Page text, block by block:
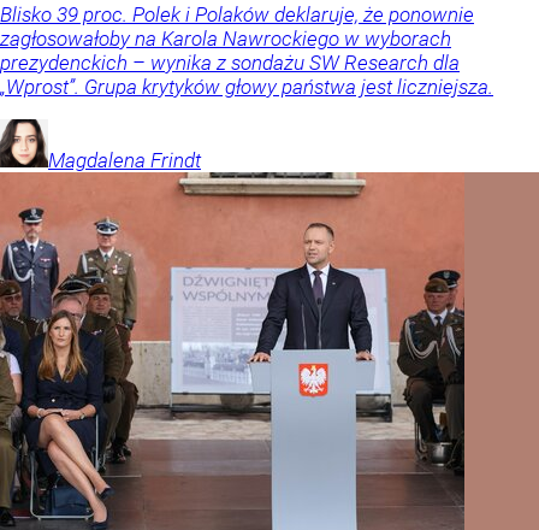
Blisko 39 proc. Polek i Polaków deklaruje, że ponownie
zagłosowałoby na Karola Nawrockiego w wyborach
prezydenckich – wynika z sondażu SW Research dla
„Wprost”. Grupa krytyków głowy państwa jest liczniejsza.
Magdalena Frindt